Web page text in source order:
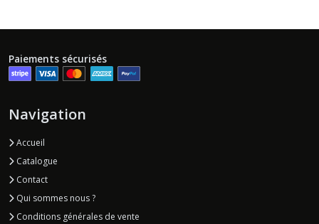
Paiements sécurisés
Navigation
Accueil
Catalogue
Contact
Qui sommes nous ?
Conditions générales de vente